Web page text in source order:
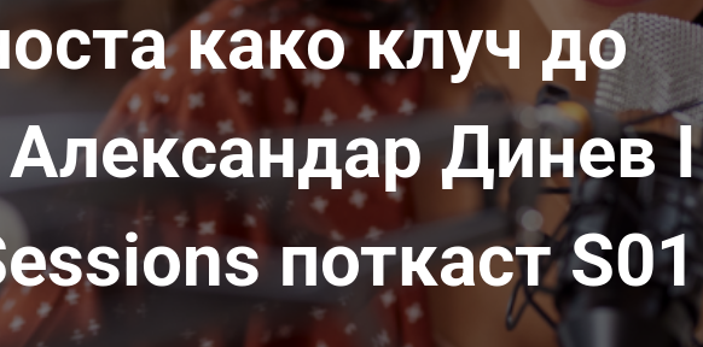
како клуч до
Александар Динев I
поткаст S01